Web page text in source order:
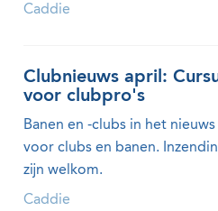
Caddie
Clubnieuws april:
voor clubpro's
Banen en -clubs in het
voor clubs en banen.
zijn welkom.
Caddie